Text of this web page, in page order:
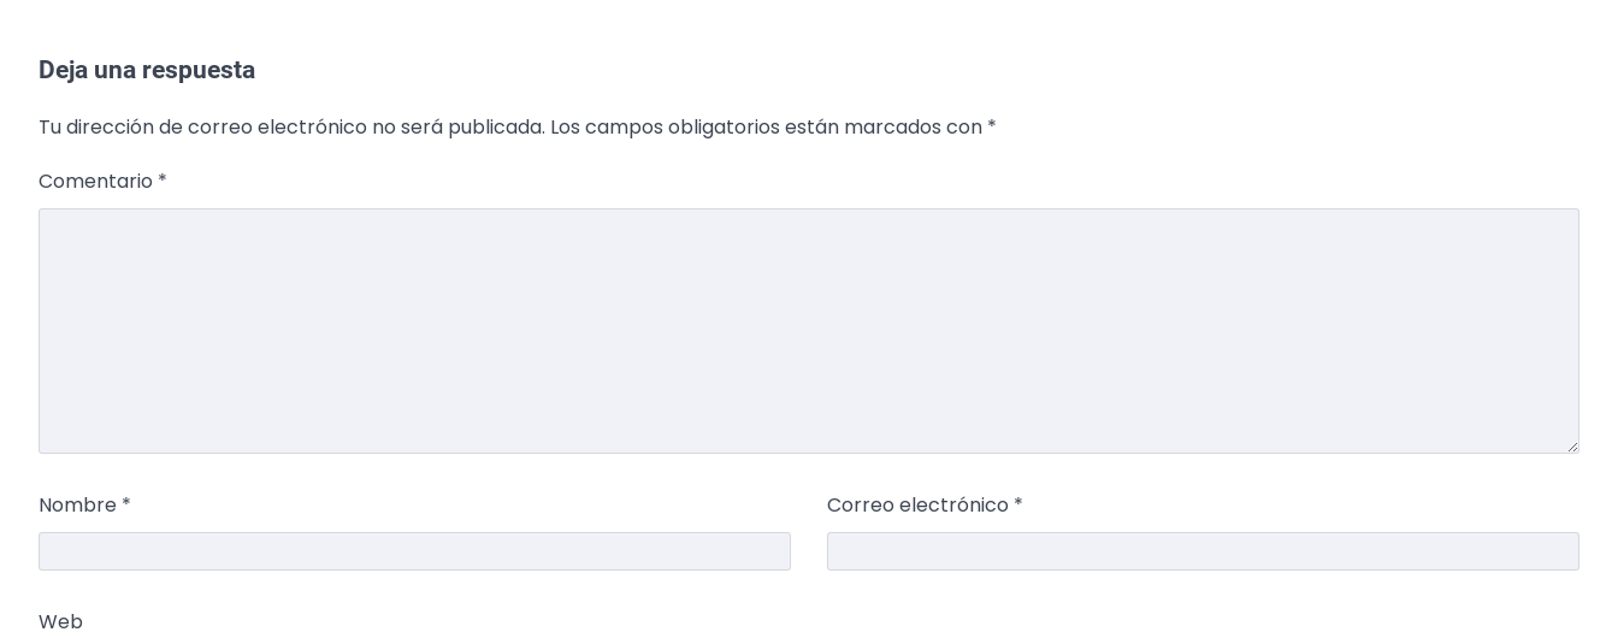
Deja una respuesta
Tu dirección de correo electrónico no será publicada. Los campos obligatorios están marcados con *
Comentario *
Nombre * Correo electrónico *
Web